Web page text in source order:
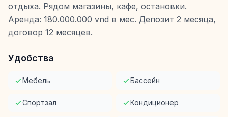
отдыха. Рядом магазины, кафе, остановки.
Аренда: 180.000.000 vnd в мес. Депозит 2 месяца,
договор 12 месяцев.
Удобства
Мебель Бассейн
Спортзал Кондиционер